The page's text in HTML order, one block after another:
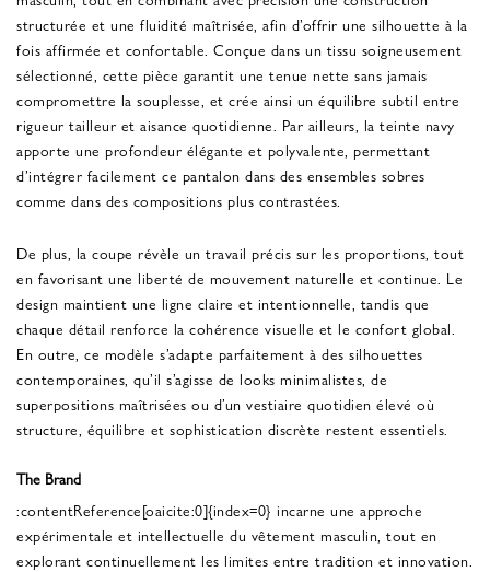
structurée et une fluidité maîtrisée, afin d’offrir une silhouette à la
fois affirmée et confortable. Conçue dans un tissu soigneusement
sélectionné, cette pièce garantit une tenue nette sans jamais
compromettre la souplesse, et crée ainsi un équilibre subtil entre
rigueur tailleur et aisance quotidienne. Par ailleurs, la teinte navy
apporte une profondeur élégante et polyvalente, permettant
d’intégrer facilement ce pantalon dans des ensembles sobres
comme dans des compositions plus contrastées.
De plus, la coupe révèle un travail précis sur les proportions, tout
en favorisant une liberté de mouvement naturelle et continue. Le
design maintient une ligne claire et intentionnelle, tandis que
chaque détail renforce la cohérence visuelle et le confort global.
En outre, ce modèle s’adapte parfaitement à des silhouettes
contemporaines, qu’il s’agisse de looks minimalistes, de
superpositions maîtrisées ou d’un vestiaire quotidien élevé où
structure, équilibre et sophistication discrète restent essentiels.
The Brand
:contentReference[oaicite:0]{index=0} incarne une approche
expérimentale et intellectuelle du vêtement masculin, tout en
explorant continuellement les limites entre tradition et innovation.